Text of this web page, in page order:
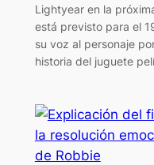
Lightyear en la
está previsto para el
su voz al personaje
historia del juguete